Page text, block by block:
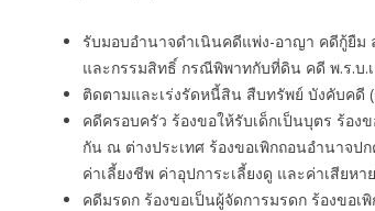
รับมอบอำนาจดำเนินคดีแพ่ง-อาญา คดีกู้ยืม
และกรรมสิทธิ์ กรณีพิพาทกับที่ดิน คดี พ.ร.บ.
ติดตามและเร่งรัดหนี้สิน สืบทรัพย์ บังคับคดี
คดีครอบครัว ร้องขอให้รับเด็กเป็นบุตร ร้อง
กัน ณ ต่างประเทศ ร้องขอเพิกถอนอำนาจป
ค่าเลี้ยงชีพ ค่าอุปการะเลี้ยงดู และค่าเสียหา
คดีมรดก ร้องขอเป็นผู้จัดการมรดก ร้องขอ